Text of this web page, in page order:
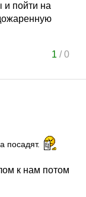
и пойти на
1 /0
посадят.
к нам потом